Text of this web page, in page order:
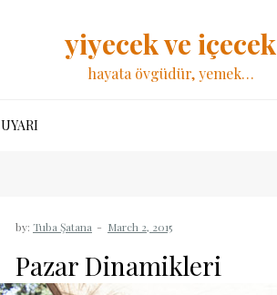
yiyecek ve içecek
hayata övgüdür, yemek…
UYARI
by: Tuba Şatana
Pazar Dinamikleri